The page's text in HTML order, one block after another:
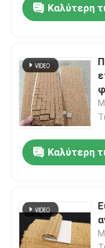
Γύρος
επαφή
Νέα
Ζητήστε ένα
τροχός άλεσης
Ηλεκτρολυτικός
Καλύτερη
Καλύτερη